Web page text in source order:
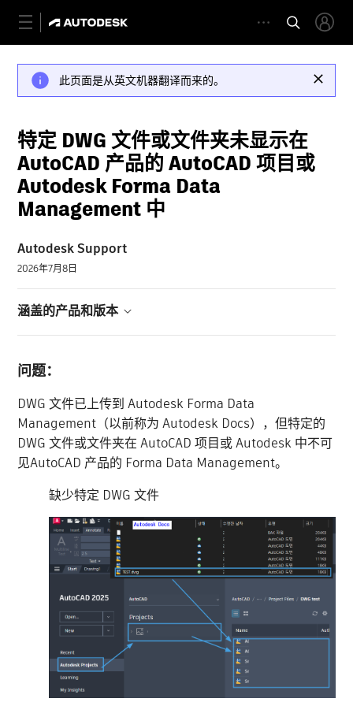
此页面是从英文机器翻译而来的。
特定 DWG 文件或文件夹未显示在
AutoCAD 产品的 AutoCAD 项目或
Autodesk Forma Data
Management 中
Autodesk Support
2026年7月8日
涵盖的产品和版本
问题：
DWG 文件已上传到 Autodesk Forma Data
Management（以前称为 Autodesk Docs），但特定的
DWG 文件或文件夹在 AutoCAD 项目或 Autodesk 中不可
见AutoCAD 产品的 Forma Data Management。
缺少特定 DWG 文件